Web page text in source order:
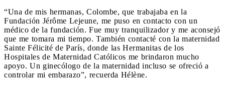
“Una de mis hermanas, Colombe, que trabajaba en la
Fundación Jérôme Lejeune, me puso en contacto con un
médico de la fundación. Fue muy tranquilizador y me aconsejó
que me tomara mi tiempo. También contacté con la maternidad
Sainte Félicité de París, donde las Hermanitas de los
Hospitales de Maternidad Católicos me brindaron mucho
apoyo. Un ginecólogo de la maternidad incluso se ofreció a
controlar mi embarazo”, recuerda Hélène.